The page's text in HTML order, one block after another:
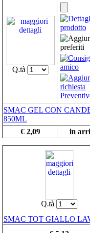
Q.tà
SMAC GEL CON
850ML
€ 2,09
in
Q.tà
SMAC TOT GIALLO